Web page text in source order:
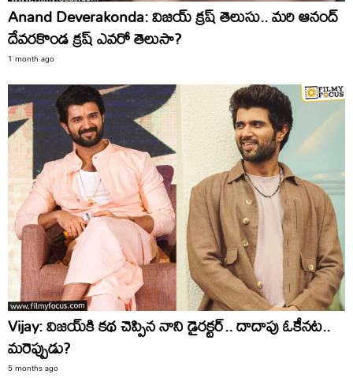
Anand Deverakonda: విజయ్‌ క్రష్‌ తెలుసు.. మరి ఆనంద్‌
దేవరకొండ క్రష్‌ ఎవరో తెలుసా?
1 month ago
Vijay: విజయ్‌కి కథ చెప్పిన నాని డైరక్టర్‌.. దాదాపు ఓకేనట..
మరెప్పుడు?
5 months ago